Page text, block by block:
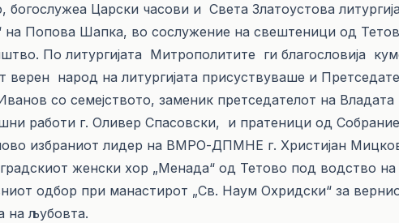
богослужеа Царски часови и Света Златоустова
на Попова Шапка, во сослужение на свештеници од
По литургијата Митрополитите ги благословија
верен народ на литургијата присуствуваше и
со семејството, заменик претседателот на
работи г. Оливер Спасовски, и пратеници од
избраниот лидер на ВМРО-ДПМНЕ г. Христијан
градскиот женски хор „Менада“ од Тетово под водство
одбор при манастирот „Св. Наум Охридски“ за
на љубовта.